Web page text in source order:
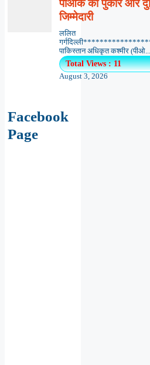
पीओके की पुकार और
जिम्मेदारी
ललित
पाकिस्तान अधिकृत कश्मीर (पीओ...
Total Views : 11
August 3, 2026
Facebook
Page